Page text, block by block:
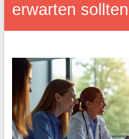
erwarten sollten